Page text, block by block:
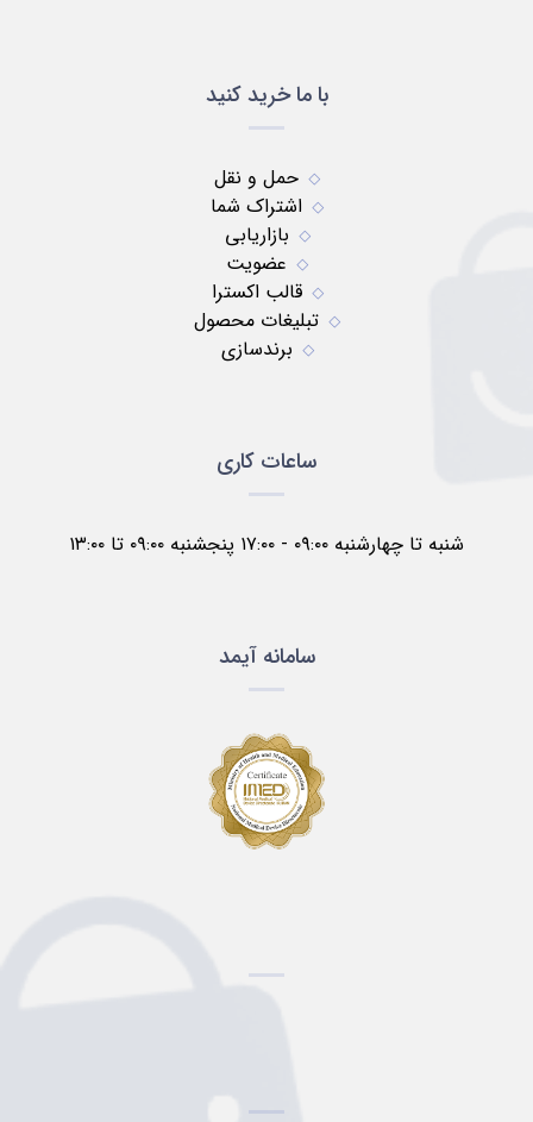
با ما خرید کنید
حمل و نقل
اشتراک شما
بازاریابی
عضویت
قالب اکسترا
تبلیغات محصول
برندسازی
ساعات کاری
شنبه تا چهارشنبه ۰۹:۰۰ - ۱۷:۰۰ پنجشنبه ۰۹:۰۰ تا ۱۳:۰۰
سامانه آیمد